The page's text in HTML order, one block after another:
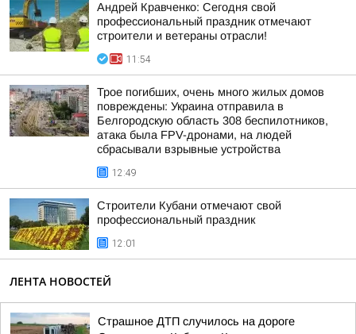
Андрей Кравченко: Сегодня свой
профессиональный праздник отмечают
строители и ветераны отрасли!
11:54
Трое погибших, очень много жилых домов
повреждены: Украина отправила в
Белгородскую область 308 беспилотников,
атака была FPV-дронами, на людей
сбрасывали взрывные устройства
12:49
Строители Кубани отмечают свой
профессиональный праздник
12:01
ЛЕНТА НОВОСТЕЙ
Страшное ДТП случилось на дороге